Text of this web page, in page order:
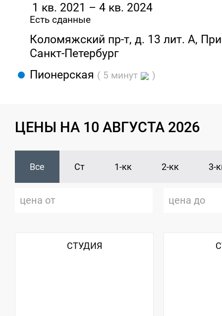
1 кв. 2021 – 4 кв. 2024
Есть сданные
Коломяжский пр-т, д. 13 лит. А,
Санкт-Петербург
Пионерская ( 5 минут )
ЦЕНЫ НА 10 АВГУСТА 2026
Все Ст 1-кк 2-кк 3-
СТУДИЯ